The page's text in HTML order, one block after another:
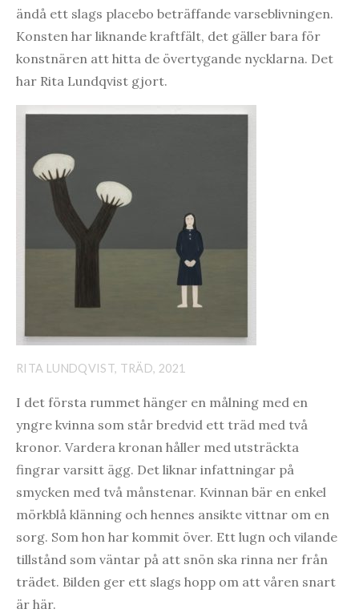
ändå ett slags placebo beträffande varseblivningen.
Konsten har liknande kraftfält, det gäller bara för
konstnären att hitta de övertygande nycklarna. Det
har Rita Lundqvist gjort.
RITA LUNDQVIST, TRÄD, 2021
I det första rummet hänger en målning med en
yngre kvinna som står bredvid ett träd med två
kronor. Vardera kronan håller med utsträckta
fingrar varsitt ägg. Det liknar infattningar på
smycken med två månstenar. Kvinnan bär en enkel
mörkblå klänning och hennes ansikte vittnar om en
sorg. Som hon har kommit över. Ett lugn och vilande
tillstånd som väntar på att snön ska rinna ner från
trädet. Bilden ger ett slags hopp om att våren snart
är här.